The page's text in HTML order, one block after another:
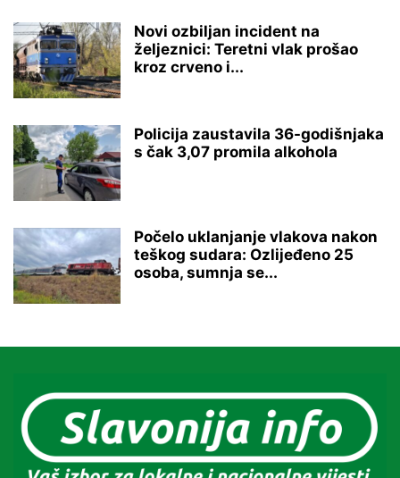
Novi ozbiljan incident na
željeznici: Teretni vlak prošao
kroz crveno i...
Policija zaustavila 36-godišnjaka
s čak 3,07 promila alkohola
Počelo uklanjanje vlakova nakon
teškog sudara: Ozlijeđeno 25
osoba, sumnja se...